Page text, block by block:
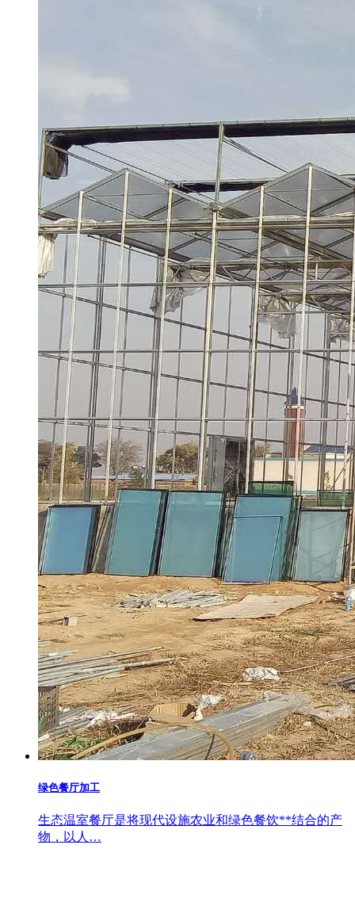
绿色餐厅加工
生态温室餐厅是将现代设施农业和绿色餐饮**结合的产
物，以人…